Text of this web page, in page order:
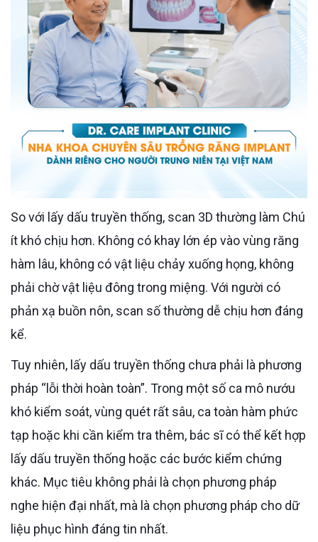
So với lấy dấu truyền thống, scan 3D thường làm Chú
ít khó chịu hơn. Không có khay lớn ép vào vùng răng
hàm lâu, không có vật liệu chảy xuống họng, không
phải chờ vật liệu đông trong miệng. Với người có
phản xạ buồn nôn, scan số thường dễ chịu hơn đáng
kể.
Tuy nhiên, lấy dấu truyền thống chưa phải là phương
pháp “lỗi thời hoàn toàn”. Trong một số ca mô nướu
khó kiểm soát, vùng quét rất sâu, ca toàn hàm phức
tạp hoặc khi cần kiểm tra thêm, bác sĩ có thể kết hợp
lấy dấu truyền thống hoặc các bước kiểm chứng
khác. Mục tiêu không phải là chọn phương pháp
nghe hiện đại nhất, mà là chọn phương pháp cho dữ
liệu phục hình đáng tin nhất.